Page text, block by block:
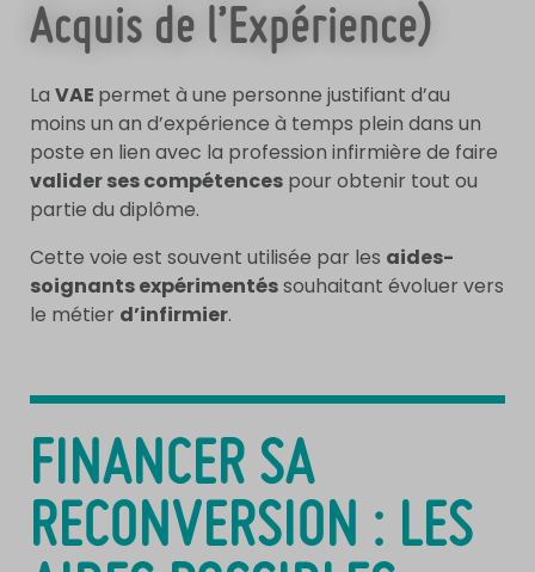
Acquis de l’Expérience)
La VAE permet à une personne justifiant d’au
moins un an d’expérience à temps plein dans un
poste en lien avec la profession infirmière de faire
valider ses compétences pour obtenir tout ou
partie du diplôme.
Cette voie est souvent utilisée par les aides-
soignants expérimentéssouhaitant évoluer vers
le métier d’infirmier.
FINANCER SA
RECONVERSION : LES